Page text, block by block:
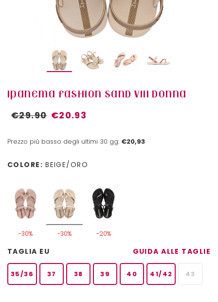
IPANEMA FASHION SAND VIII DONNA
€29.90 €20.93
Prezzo più basso degli ultimi 30 gg: €20,93
COLORE: BEIGE/ORO
-30% -30% -20%
TAGLIA EU GUIDA ALLE TAGLIE
35/36 37 38 39 40 41/42 43